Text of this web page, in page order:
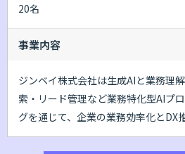
20名
事業内容
ジンベイ株式会社は生成AIと業務理
索・リード管理など業務特化型AIプ
グを通じて、企業の業務効率化とDX